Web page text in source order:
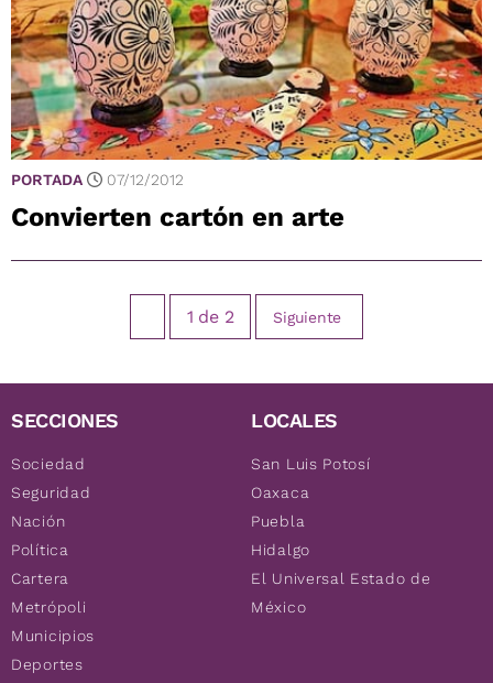
PORTADA 07/12/2012
Convierten cartón en arte
1 de 2 Siguiente
SECCIONES
Sociedad
Seguridad
Nación
Política
Cartera
Metrópoli
Municipios
Deportes
LOCALES
San Luis Potosí
Oaxaca
Puebla
Hidalgo
El Universal Estado de
México